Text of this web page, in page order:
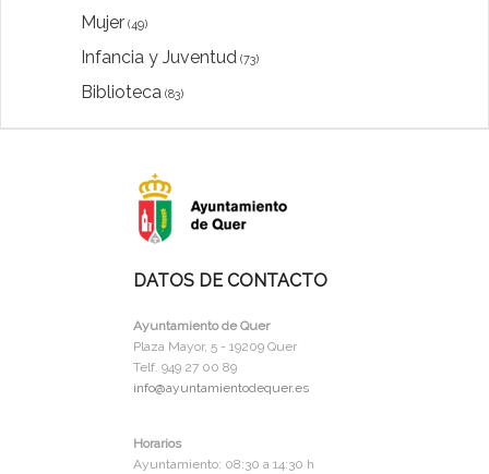
Mujer (49)
Infancia y Juventud (73)
Biblioteca (83)
DATOS DE CONTACTO
Ayuntamiento de Quer
Plaza Mayor, 5 - 19209 Quer
Telf. 949 27 00 89
info@ayuntamientodequer.es
Horarios
Ayuntamiento: 08:30 a 14:30 h